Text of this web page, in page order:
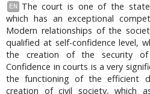
EN
The court is one of the
which has an exceptional
Modern relationships of the
qualified at self-confidence level,
the creation of the security
Confidence in courts is a very
the functioning of the efficient
creation of civil society, which